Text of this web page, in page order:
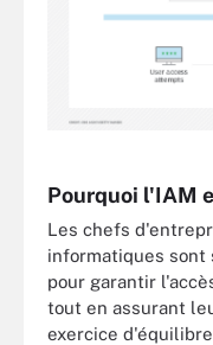
Pourquoi l'IAM
Les chefs
informatiques sont
pour garantir
tout en assurant
exercice